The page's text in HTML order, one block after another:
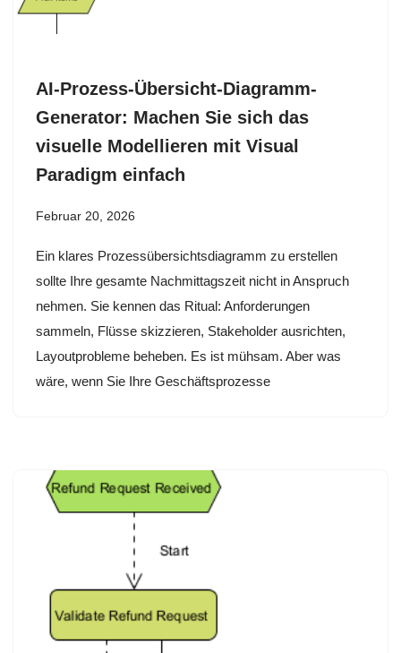
AI-Prozess-Übersicht-Diagramm-
Generator: Machen Sie sich das
visuelle Modellieren mit Visual
Paradigm einfach
Februar 20, 2026
Ein klares Prozessübersichtsdiagramm zu erstellen
sollte Ihre gesamte Nachmittagszeit nicht in Anspruch
nehmen. Sie kennen das Ritual: Anforderungen
sammeln, Flüsse skizzieren, Stakeholder ausrichten,
Layoutprobleme beheben. Es ist mühsam. Aber was
wäre, wenn Sie Ihre Geschäftsprozesse